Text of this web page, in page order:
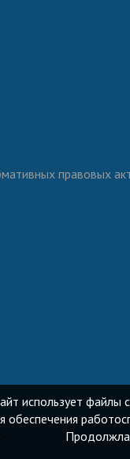
правовых
использует файлы
обеспечения